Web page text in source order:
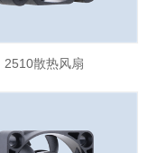
2510散热风扇